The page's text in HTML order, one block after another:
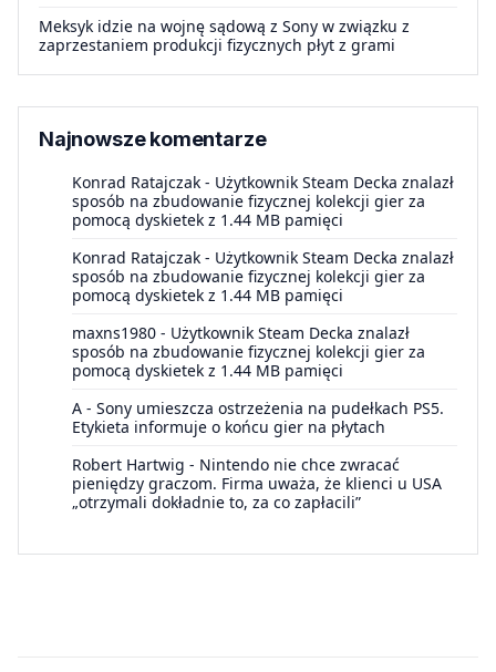
Meksyk idzie na wojnę sądową z Sony w związku z
zaprzestaniem produkcji fizycznych płyt z grami
Najnowsze komentarze
Konrad Ratajczak - Użytkownik Steam Decka znalazł
sposób na zbudowanie fizycznej kolekcji gier za
pomocą dyskietek z 1.44 MB pamięci
Konrad Ratajczak - Użytkownik Steam Decka znalazł
sposób na zbudowanie fizycznej kolekcji gier za
pomocą dyskietek z 1.44 MB pamięci
maxns1980 - Użytkownik Steam Decka znalazł
sposób na zbudowanie fizycznej kolekcji gier za
pomocą dyskietek z 1.44 MB pamięci
A - Sony umieszcza ostrzeżenia na pudełkach PS5.
Etykieta informuje o końcu gier na płytach
Robert Hartwig - Nintendo nie chce zwracać
pieniędzy graczom. Firma uważa, że klienci u USA
„otrzymali dokładnie to, za co zapłacili”